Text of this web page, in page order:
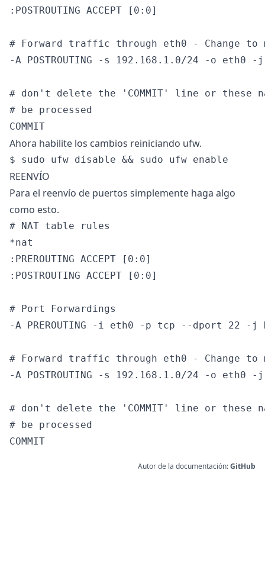
:POSTROUTING ACCEPT [0:0]
# Forward traffic through eth0 - Change to
-A POSTROUTING -s 192.168.1.0/24 -o eth0 -j
# don't delete the 'COMMIT' line or these
# be processed
Ahora habilite los cambios reiniciando ufw.
REENVÍO
Para el reenvío de puertos simplemente haga algo
como esto.
# NAT table rules
*nat
:PREROUTING ACCEPT [0:0]
:POSTROUTING ACCEPT [0:0]
# Port Forwardings
-A PREROUTING -i eth0 -p tcp --dport 22 -j
# Forward traffic through eth0 - Change to
-A POSTROUTING -s 192.168.1.0/24 -o eth0 -j
# don't delete the 'COMMIT' line or these
# be processed
Autor de la documentación:GitHub